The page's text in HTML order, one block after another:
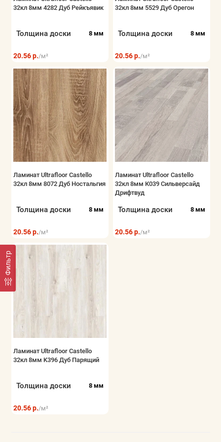
Фильтр
Показать все
32кл 8мм 4282 Дуб Рейкъявик
Толщина доски 8 мм
20.56 р./м²
32кл 8мм 5529 Дуб Орегон
Толщина доски 8 мм
20.56 р./м²
Ламинат Ultrafloor Castello
32кл 8мм 8072 Дуб Ностальгия
Толщина доски 8 мм
20.56 р./м²
Ламинат Ultrafloor Castello
32кл 8мм К039 Сильверсайд
Дрифтвуд
Толщина доски 8 мм
20.56 р./м²
Ламинат Ultrafloor Castello
32кл 8мм K396 Дуб Парящий
Толщина доски 8 мм
20.56 р./м²